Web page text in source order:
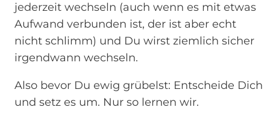
jederzeit wechseln (auch wenn es mit etwas
Aufwand verbunden ist, der ist aber echt
nicht schlimm) und Du wirst ziemlich sicher
irgendwann wechseln.
Also bevor Du ewig grübelst: Entscheide Dich
und setz es um. Nur so lernen wir.